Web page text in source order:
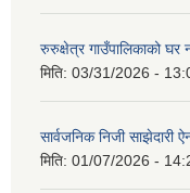
रुरुक्षेत्र गाउँपालिकाको
मिति: 03/31/2026 -
सार्वजनिक निजी साझेदारी
मिति: 01/07/2026 -